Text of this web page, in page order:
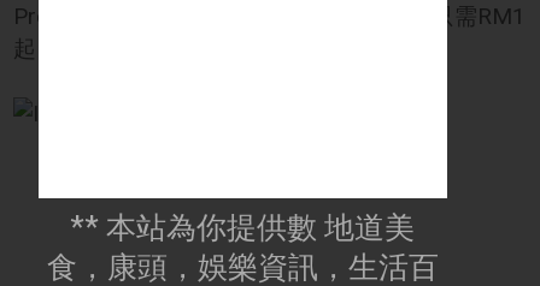
Promotion【一块一寿司】 😱😱 每片寿司只需RM1
起！++ 寿司控~
** 本站為你提供數 地道美
食，康頭，娛樂資訊，生活百